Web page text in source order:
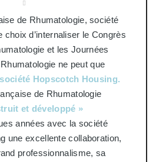
de Rhumatologie, société
choix d’internaliser le Congrès
et les Journées
ne peut que
Hopscotch Housing.
de Rhumatologie
et développé »
années avec la société
une excellente collaboration,
professionnalisme, sa